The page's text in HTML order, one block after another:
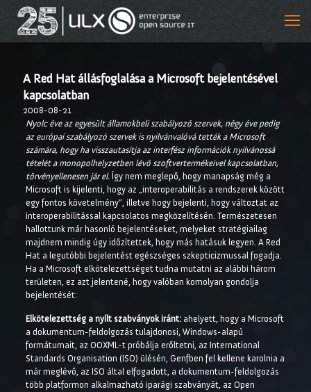
A Red Hat állásfoglalása a Microsoft bejelentésével
kapcsolatban
2008-08-21
Nyolc éve az egyesült államokbeli szabályozó szervek, négy éve pedig
az európai szabályozó szervek is nyilvánvalóvá tették a Microsoft
számára, hogy ha visszautasítja az interfész információk nyilvánossá
tételét a monopolhelyzetben lévő szoftvertermékeivel kapcsolatban,
törvényellenesen jár el. Így nem meglepő, hogy manapság még a
Microsoft is kijelenti, hogy az „interoperabilitás a rendszerek között
egy fontos követelmény”, illetve hogy bejelenti, hogy változtat az
interoperabilitással kapcsolatos megközelítésén. Természetesen
hallottunk már hasonló bejelentéseket, melyeket stratégiailag
majdnem mindig úgy időzítettek, hogy más hatásuk legyen. A Red
Hat a legutóbbi bejelentést egészséges szkepticizmussal fogadja.
Ha a Microsoft elkötelezettséget tudna mutatni az alábbi három
területen, ez azt jelentené, hogy valóban komolyan gondolja
bejelentését:
Elkötelezettség a nyílt szabványok iránt:ahelyett, hogy a Microsoft
a dokumentum-feldolgozás tulajdonosi, Windows-alapú
formátumait, az OOXML-t próbálja erőltetni, az International
Standards Organisation (ISO) ülésén, Genfben fel kellene karolnia a
már meglévő, az ISO által elfogadott, a dokumentum-feldolgozás
több platformon alkalmazható iparági szabványát, az Open